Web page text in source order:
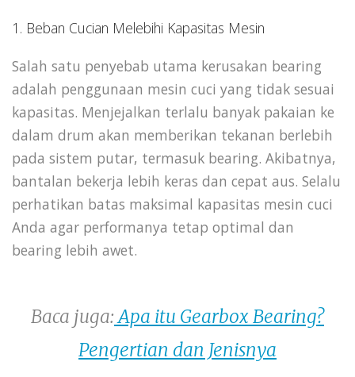
1. Beban Cucian Melebihi Kapasitas Mesin
Salah satu penyebab utama kerusakan bearing
adalah penggunaan mesin cuci yang tidak sesuai
kapasitas. Menjejalkan terlalu banyak pakaian ke
dalam drum akan memberikan tekanan berlebih
pada sistem putar, termasuk bearing. Akibatnya,
bantalan bekerja lebih keras dan cepat aus. Selalu
perhatikan batas maksimal kapasitas mesin cuci
Anda agar performanya tetap optimal dan
bearing lebih awet.
Baca juga:Apa itu Gearbox Bearing?
Pengertian dan Jenisnya